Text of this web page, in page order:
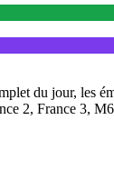
du jour, les
2, France 3,